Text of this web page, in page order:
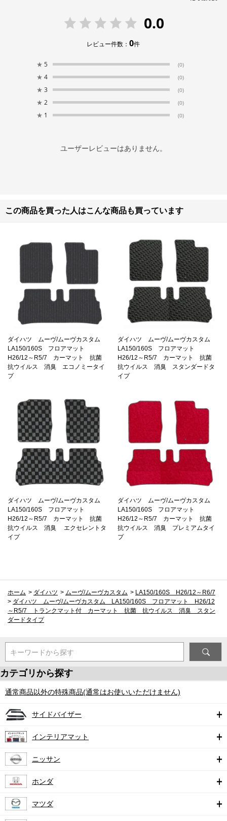
0.0
レビュー件数：0件
★ 5 (0)
★ 4 (0)
★ 3 (0)
★ 2 (0)
★ 1 (0)
ユーザーレビューはありません。
この商品を買った人はこんな商品も買っています
ダイハツ ムーヴ/ムーヴカスタム
LA150/160S フロアマット
H26/12～R5/7 カーマット 抗菌
抗ウイルス 消臭 エコノミータイ
プ
ダイハツ ムーヴ/ムーヴカスタム
LA150/160S フロアマット
H26/12～R5/7 カーマット 抗菌
抗ウイルス 消臭 スタンダードタ
イプ
ダイハツ ムーヴ/ムーヴカスタム
LA150/160S フロアマット
H26/12～R5/7 カーマット 抗菌
抗ウイルス 消臭 エクセレントタ
イプ
ダイハツ ムーヴ/ムーヴカスタム
LA150/160S フロアマット
H26/12～R5/7 カーマット 抗菌
抗ウイルス 消臭 プレミアムタイ
プ
ホーム > ダイハツ > ムーヴ/ムーヴカスタム > LA150/160S H26/12～R6/7
> ダイハツ ムーヴ/ムーヴカスタム LA150/160S フロアマット H26/12
～R5/7 トランクマット付 カーマット 抗菌 抗ウイルス 消臭 スタン
ダードタイプ
キーワードから探す
カテゴリから探す
通常商品以外の特殊商品(通常はお使いいただけません)
サイドバイザー
インテリアマット
ニッサン
ホンダ
マツダ